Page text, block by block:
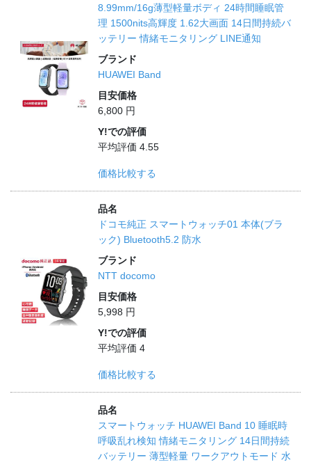
8.99mm/16g薄型軽量ボディ 24時間睡眠管
理 1500nits高輝度 1.62大画面 14日間持続バ
ッテリー 情緒モニタリング LINE通知
ブランド
HUAWEI Band
目安価格
6,800 円
Y!での評価
平均評価 4.55
価格比較する
品名
ドコモ純正 スマートウォッチ01 本体(ブラ
ック) Bluetooth5.2 防水
ブランド
NTT docomo
目安価格
5,998 円
Y!での評価
平均評価 4
価格比較する
品名
スマートウォッチ HUAWEI Band 10 睡眠時
呼吸乱れ検知 情緒モニタリング 14日間持続
バッテリー 薄型軽量 ワークアウトモード 水